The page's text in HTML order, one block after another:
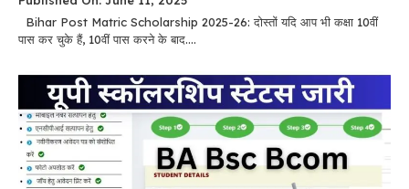
Bihar Post Matric Scholarship 2025-26: दोस्तों यदि आप भी कक्षा 10वीं
पास कर चुके हैं, 10वीं पास करने के बाद....